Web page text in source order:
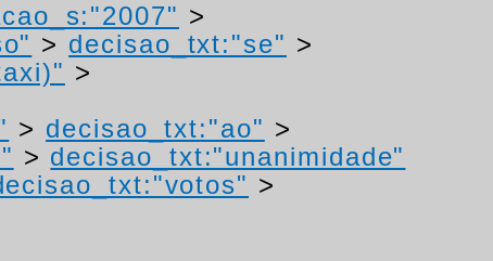
>
> decisao_txt:"se" >
>
> decisao_txt:"ao" >
> decisao_txt:"unanimidade"
>